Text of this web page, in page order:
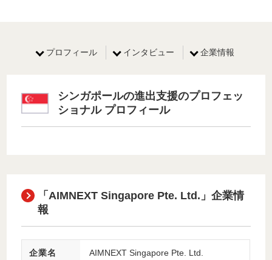
プロフィール インタビュー 企業情報
シンガポールの進出支援のプロフェッ
ショナル プロフィール
「AIMNEXT Singapore Pte. Ltd.」企業情
報
企業名 AIMNEXT Singapore Pte. Ltd.